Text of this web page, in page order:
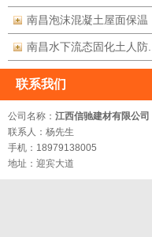
南昌泡沫混凝土屋面保温
南昌水下流态固化土人防...
联系我们
公司名称： 江西信驰建材有限公司
联系人：杨先生
手机：18979138005
地址：迎宾大道